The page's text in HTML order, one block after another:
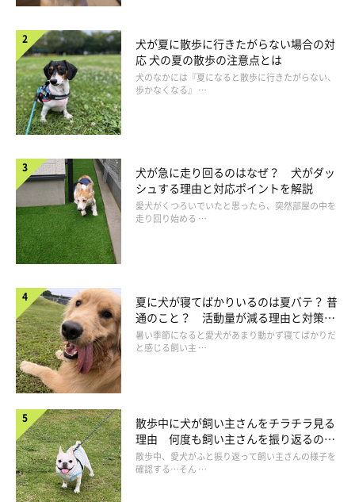
犬が夏に散歩に行きたがらない場合の対
応 犬の夏の散歩の注意点とは
犬のなかには『夏になると散歩に行きたがらない、
歩かなくなる』 …
犬が急に走り回るのはなぜ？ 犬がダッ
シュする理由と対応ポイントを解説
愛犬がくつろいでいたと思ったら、突然部屋の中を
走り回り始める …
夏に犬が寝てばかりいるのは夏バテ？ 普
通のこと？ 活動量が減る理由と対策と
は
暑い季節になると愛犬があまり動かず寝てばかりだ
と感じる飼い主 …
散歩中に犬が飼い主さんをチラチラ見る
理由 何度も飼い主さんを振り返るのは
なぜ？
散歩中、愛犬がふと振り返って飼い主さんの様子を
確認する…そん …